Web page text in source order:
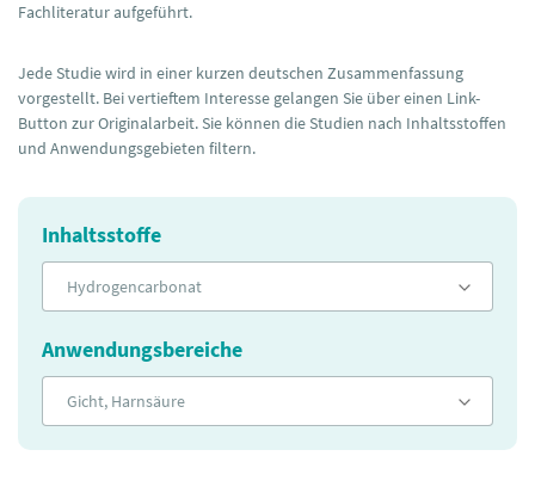
Fachliteratur aufgeführt.
Jede Studie wird in einer kurzen deutschen Zusammenfassung
vorgestellt. Bei vertieftem Interesse gelangen Sie über einen Link-
Button zur Originalarbeit. Sie können die Studien nach Inhaltsstoffen
und Anwendungsgebieten filtern.
Inhaltsstoffe
Hydrogencarbonat
Anwendungsbereiche
Gicht, Harnsäure